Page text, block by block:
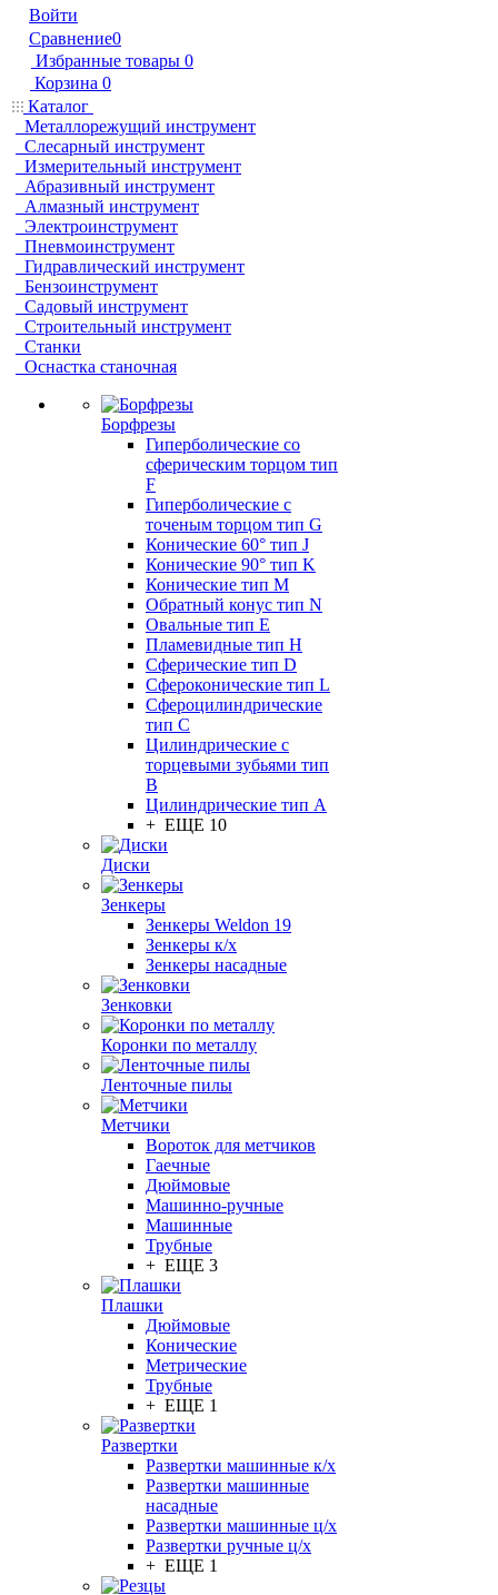
Войти
Сравнение0
Избранные товары 0
Корзина 0
Каталог
Металлорежущий инструмент
Слесарный инструмент
Измерительный инструмент
Абразивный инструмент
Алмазный инструмент
Электроинструмент
Пневмоинструмент
Гидравлический инструмент
Бензоинструмент
Садовый инструмент
Строительный инструмент
Станки
Оснастка станочная
Борфрезы
Гиперболические cо
сферическим торцом тип
F
Гиперболические с
точеным торцом тип G
Конические 60° тип J
Конические 90° тип K
Конические тип M
Обратный конус тип N
Овальные тип E
Пламевидные тип H
Сферические тип D
Сфероконические тип L
Сфероцилиндрические
тип C
Цилиндрические с
торцевыми зубьями тип
B
Цилиндрические тип А
+ ЕЩЕ 10
Диски
Зенкеры
Зенкеры Weldon 19
Зенкеры к/х
Зенкеры насадные
Зенковки
Коронки по металлу
Ленточные пилы
Метчики
Вороток для метчиков
Гаечные
Дюймовые
Машинно-ручные
Машинные
Трубные
+ ЕЩЕ 3
Плашки
Дюймовые
Конические
Метрические
Трубные
+ ЕЩЕ 1
Развертки
Развертки машинные к/х
Развертки машинные
насадные
Развертки машинные ц/х
Развертки ручные ц/х
+ ЕЩЕ 1